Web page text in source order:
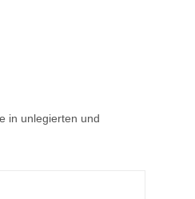
in unlegierten und